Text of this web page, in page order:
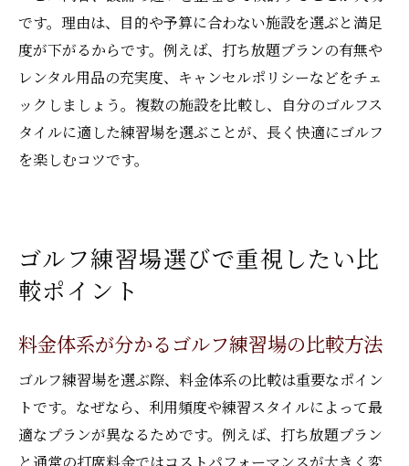
ント
参加者満足度を高めるゴルフ練習場の条件
満足度を高めるゴルフ練習場の選択術
実体験から学ぶゴルフ練習場選びのコツ
継続利用で満足度が高まる練習場の条件
口コミ評価から見るゴルフ練習場の違い
自分らしいゴルフ練習場を見つける方法
です。理由は、目的や予算に合わない施設を選ぶと満足
度が下がるからです。例えば、打ち放題プランの有無や
レンタル用品の充実度、キャンセルポリシーなどをチェ
ックしましょう。複数の施設を比較し、自分のゴルフス
タイルに適した練習場を選ぶことが、長く快適にゴルフ
を楽しむコツです。
ゴルフ練習場選びで重視したい比
較ポイント
料金体系が分かるゴルフ練習場の比較方法
ゴルフ練習場を選ぶ際、料金体系の比較は重要なポイン
トです。なぜなら、利用頻度や練習スタイルによって最
適なプランが異なるためです。例えば、打ち放題プラン